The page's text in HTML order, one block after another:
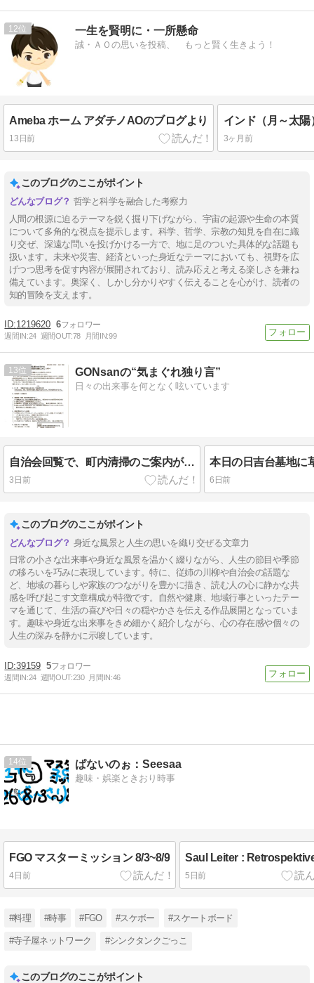
12 一生を賢明に・一所懸命
誠・ＡＯの思いを投稿、 もっと賢く生きよう！
Ameba ホーム アダチノAOのブログより
13日前 3ヶ月前
このブログのここがポイント
哲学と科学を融合した考察力
人間の根源に迫るテーマを鋭く掘り下げながら、宇宙の起源や生命の本質
について多角的な視点を提示します。科学、哲学、宗教の知見を自在に織
り交ぜ、深遠な問いを投げかける一方で、地に足のついた具体的な話題も
扱います。未来や災害、経済といった身近なテーマにおいても、視野を広
げつつ思考を促す内容が展開されており、読み応えと考える楽しさを兼ね
備えています。奥深く、しかし分かりやすく伝えることを心がけ、読者の
知的冒険を支えます。
1219620 6
週間IN:24 週間OUT:78 月間IN:99
13 GONsanの“気まぐれ独り言”
日々の出来事を何となく呟いています
自治会回覧で、町内清掃のご案内が…
3日前 6日前
このブログのここがポイント
身近な風景と人生の思いを織り交ぜる文章力
日常の小さな出来事や身近な風景を温かく綴りながら、人生の節目や季節
の移ろいを巧みに表現しています。特に、従姉の川柳や自治会の話題な
ど、地域の暮らしや家族のつながりを豊かに描き、読む人の心に静かな共
感を呼び起こす文章構成が特徴です。自然や健康、地域行事といったテー
マを通じて、生活の喜びや日々の穏やかさを伝える作品展開となっていま
す。趣味や身近な出来事をきめ細かく紹介しながら、心の存在感や個々の
人生の深みを静かに示唆しています。
39159 5
週間IN:24 週間OUT:230 月間IN:46
14 ぱないのぉ：Seesaa
趣味・娯楽ときおり時事
FGO マスターミッション 8/3~8/9
4日前
Saul Leiter :
5日前
#料理 #時事 #FGO #スケボー #スケートボード
#寺子屋ネットワーク #シンクタンクごっこ
このブログのここがポイント